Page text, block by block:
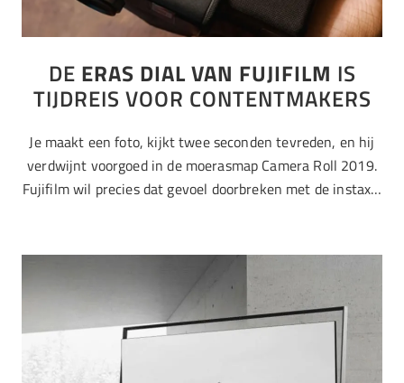
DE ERAS DIAL VAN FUJIFILM IS
TIJDREIS VOOR CONTENTMAKERS
Je maakt een foto, kijkt twee seconden tevreden, en hij
verdwijnt voorgoed in de moerasmap Camera Roll 2019.
Fujifilm wil precies dat gevoel doorbreken met de instax…